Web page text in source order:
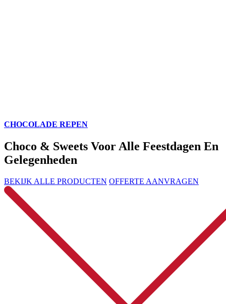
CHOCOLADE REPEN
Choco & Sweets Voor Alle Feestdagen En
Gelegenheden
BEKIJK ALLE PRODUCTEN OFFERTE AANVRAGEN